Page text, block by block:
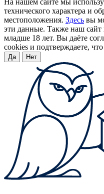
На нашем сайте мы
технического характера и
местоположения. Здесь вы
эти данные. Также наш сайт
младше 18 лет. Вы даёте
cookies и подтверждаете,
Да Нет